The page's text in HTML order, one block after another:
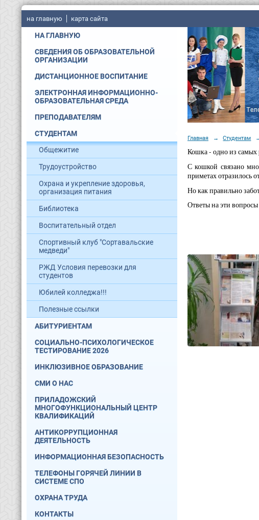
на главную карта сайта
НА ГЛАВНУЮ
СВЕДЕНИЯ ОБ ОБРАЗОВАТЕЛЬНОЙ
ОРГАНИЗАЦИИ
ДИСТАНЦИОННОЕ ВОСПИТАНИЕ
ЭЛЕКТРОННАЯ ИНФОРМАЦИОННО-
ОБРАЗОВАТЕЛЬНАЯ СРЕДА
ПРЕПОДАВАТЕЛЯМ
СТУДЕНТАМ
Общежитие
Трудоустройство
Охрана и укрепление здоровья,
организация питания
Библиотека
Воспитательный отдел
Спортивный клуб "Сортавальские
медведи"
РЖД Условия перевозки для
студентов
Юбилей колледжа!!!
Полезные ссылки
АБИТУРИЕНТАМ
СОЦИАЛЬНО-ПСИХОЛОГИЧЕСКОЕ
ТЕСТИРОВАНИЕ 2026
ИНКЛЮЗИВНОЕ ОБРАЗОВАНИЕ
СМИ О НАС
ПРИЛАДОЖСКИЙ
МНОГОФУНКЦИОНАЛЬНЫЙ ЦЕНТР
КВАЛИФИКАЦИЙ
АНТИКОРРУПЦИОННАЯ
ДЕЯТЕЛЬНОСТЬ
ИНФОРМАЦИОННАЯ БЕЗОПАСНОСТЬ
ТЕЛЕФОНЫ ГОРЯЧЕЙ ЛИНИИ В
СИСТЕМЕ СПО
ОХРАНА ТРУДА
КОНТАКТЫ
Главная → Студентам
Кошка - одно из
С кошкой связано
приметах отразилось
Но как правильно
Ответы на эти